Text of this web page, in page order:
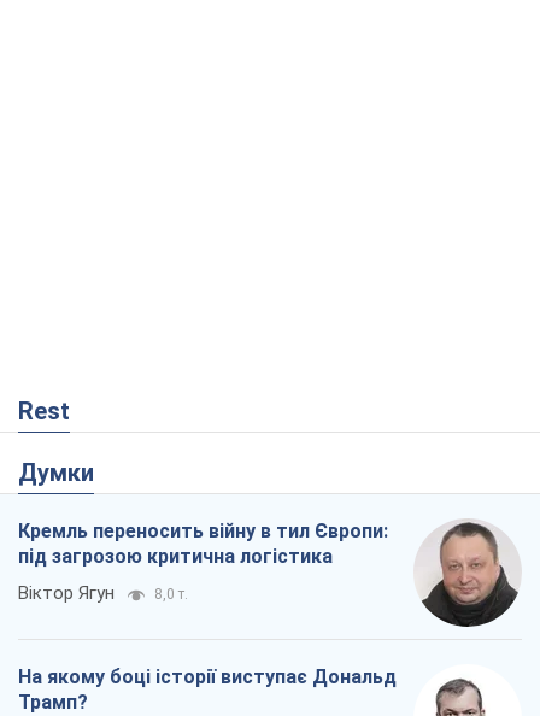
Rest
Думки
Кремль переносить війну в тил Європи:
під загрозою критична логістика
Віктор Ягун 8,0 т.
На якому боці історії виступає Дональд
Трамп?